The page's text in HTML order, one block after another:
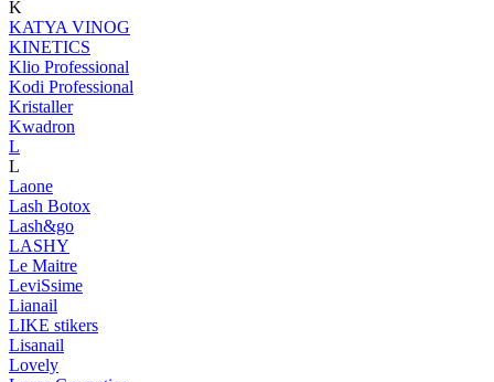
K
KATYA VINOG
KINETICS
Klio Professional
Kodi Professional
Kristaller
Kwadron
L
L
Laone
Lash Botox
Lash&go
LASHY
Le Maitre
LeviSsime
Lianail
LIKE stikers
Lisanail
Lovely